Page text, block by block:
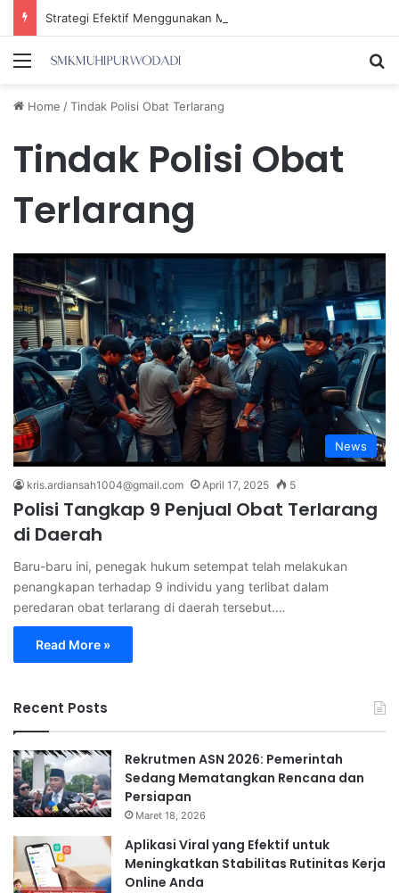
Menu
Home /Tindak Polisi Obat Terlarang
Tindak Polisi Obat
Terlarang
News
kris.ardiansah1004@gmail.com April 17, 2025 5
Polisi Tangkap 9 Penjual Obat Terlarang
di Daerah
Baru-baru ini, penegak hukum setempat telah melakukan
penangkapan terhadap 9 individu yang terlibat dalam
peredaran obat terlarang di daerah tersebut.…
Read More »
Recent Posts
Rekrutmen ASN 2026: Pemerintah
Sedang Mematangkan Rencana dan
Persiapan
Maret 18, 2026
Aplikasi Viral yang Efektif untuk
Meningkatkan Stabilitas Rutinitas Kerja
Online Anda